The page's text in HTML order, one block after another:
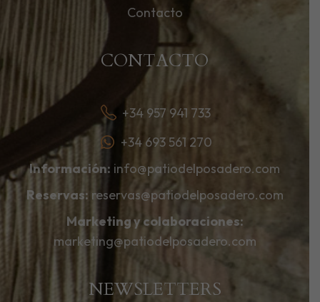
Contacto
CONTACTO
+34 957 941 733
+34 693 561 270
Información: info@patiodelposadero.com
Reservas: reservas@patiodelposadero.com
Marketing y colaboraciones:
marketing@patiodelposadero.com
NEWSLETTERS